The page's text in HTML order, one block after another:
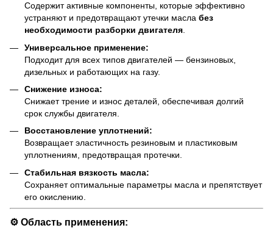
Содержит активные компоненты, которые эффективно
устраняют и предотвращают утечки масла без
необходимости разборки двигателя
Универсальное применение:
Подходит для всех типов двигателей — бензиновых,
дизельных и работающих на газу.
Снижение износа:
Снижает трение и износ деталей, обеспечивая долгий
срок службы двигателя.
Восстановление уплотнений:
Возвращает эластичность резиновым и пластиковым
уплотнениям, предотвращая протечки.
Стабильная вязкость масла:
Сохраняет оптимальные параметры масла и препятствует
его окислению.
⚙️ Область применения: